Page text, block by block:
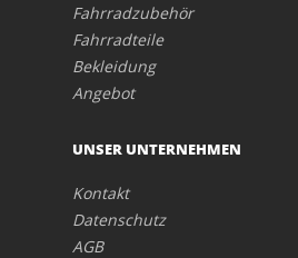
Fahrradzubehör
Fahrradteile
Bekleidung
Angebot
UNSER UNTERNEHMEN
Kontakt
Datenschutz
AGB